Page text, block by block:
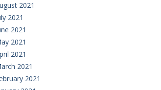
2021
2021
2021
2021
2021
2021
2021